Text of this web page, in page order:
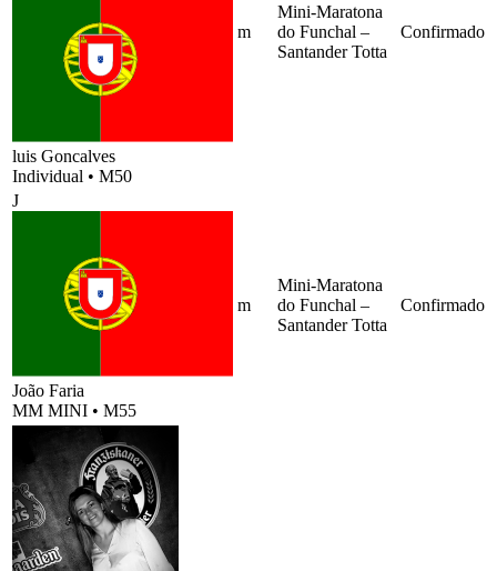
luis Goncalves
Individual • M50
m
Mini-Maratona
do Funchal –
Santander Totta
Confirmado
J
João Faria
MM MINI • M55
m
Mini-Maratona
do Funchal –
Santander Totta
Confirmado